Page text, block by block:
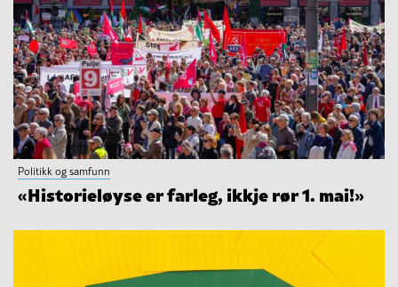
Politikk og samfunn
«Historieløyse er farleg, ikkje rør 1. mai!»